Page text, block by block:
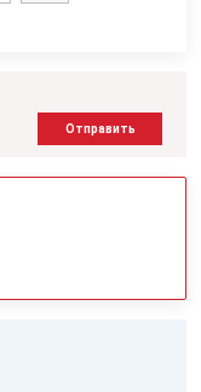
Отправить